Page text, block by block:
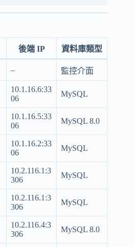
後端 IP 資料庫類型
– 監控介面
10.1.16.6:33
06
MySQL
10.1.16.5:33
06
MySQL 8.0
10.1.16.2:33
06
MySQL
10.2.116.1:3
306
MySQL
10.2.116.1:3
306
MySQL
10.2.116.4:3
306
MySQL 8.0